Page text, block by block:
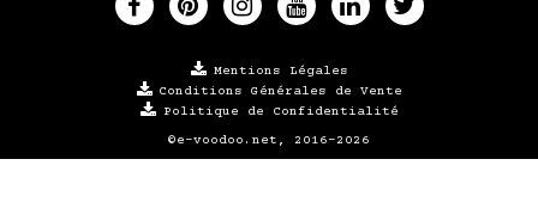
Mentions Légales
Conditions Générales de Vente
Politique de Confidentialité
©e-voodoo.net, 2016-2026